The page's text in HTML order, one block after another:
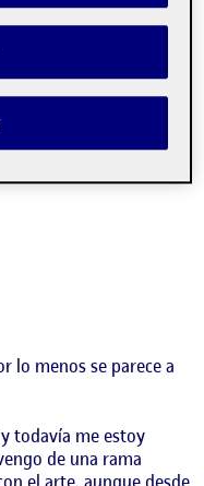
lo menos se parece a
todavía me estoy
de una rama
el arte, aunque desde